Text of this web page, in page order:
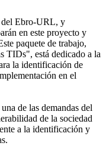
del Ebro-URL, y
en este proyecto y
paquete de trabajo,
TIDs", está dedicado a la
la identificación de
en el
de las demandas del
de la sociedad
a la identificación y